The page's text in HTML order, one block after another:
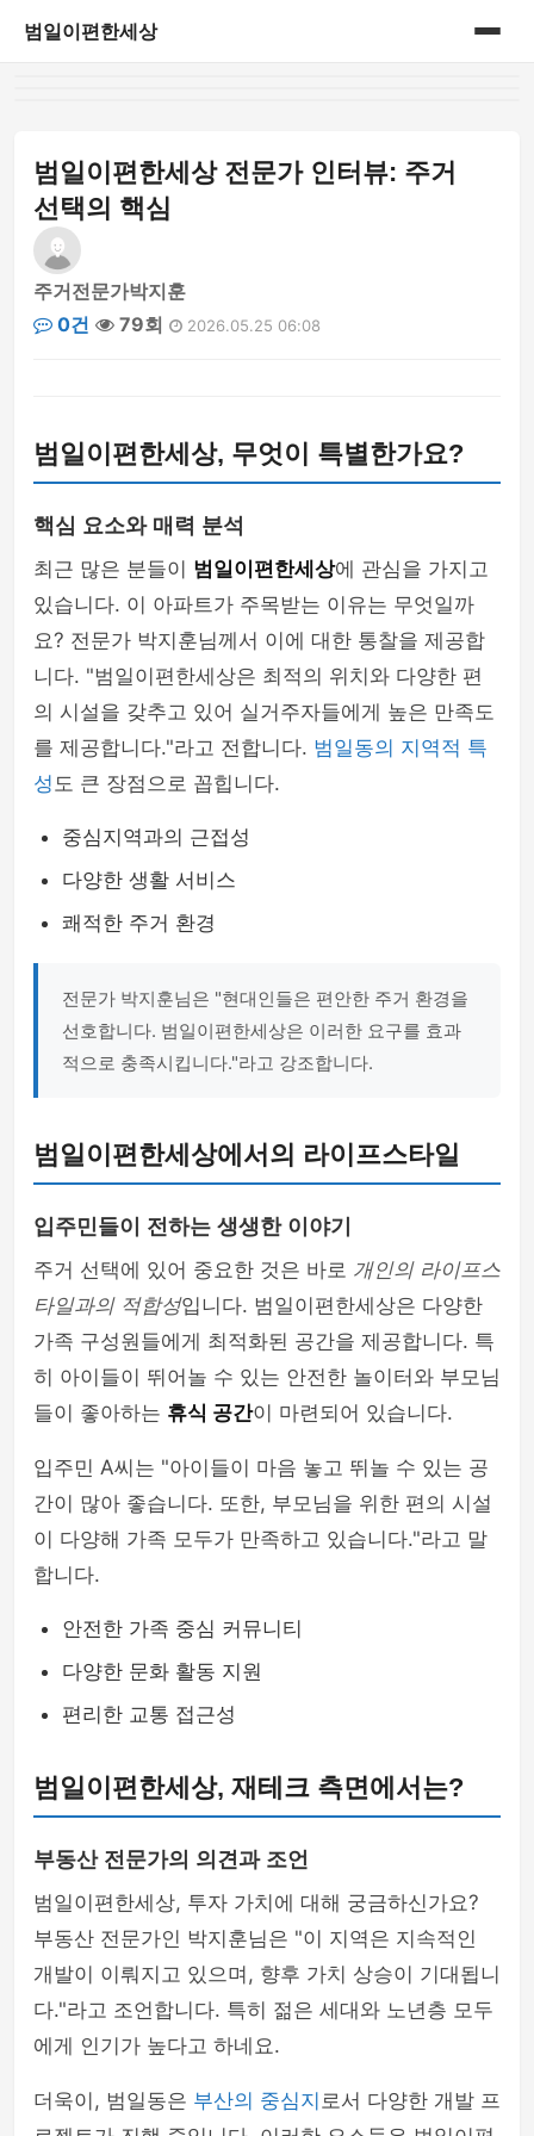
범일이편한세상
범일이편한세상 전문가 인터뷰: 주거
선택의 핵심
주거전문가박지훈
0건
79회 2026.05.25 06:08
범일이편한세상, 무엇이 특별한가요?
핵심 요소와 매력 분석
최근 많은 분들이 범일이편한세상에 관심을 가지고
있습니다. 이 아파트가 주목받는 이유는 무엇일까
요? 전문가 박지훈님께서 이에 대한 통찰을 제공합
니다. "범일이편한세상은 최적의 위치와 다양한 편
의 시설을 갖추고 있어 실거주자들에게 높은 만족도
를 제공합니다."라고 전합니다. 범일동의 지역적 특
성도 큰 장점으로 꼽힙니다.
중심지역과의 근접성
다양한 생활 서비스
쾌적한 주거 환경
전문가 박지훈님은 "현대인들은 편안한 주거 환경을
선호합니다. 범일이편한세상은 이러한 요구를 효과
적으로 충족시킵니다."라고 강조합니다.
범일이편한세상에서의 라이프스타일
입주민들이 전하는 생생한 이야기
주거 선택에 있어 중요한 것은 바로 개인의 라이프스
타일과의 적합성입니다. 범일이편한세상은 다양한
가족 구성원들에게 최적화된 공간을 제공합니다. 특
히 아이들이 뛰어놀 수 있는 안전한 놀이터와 부모님
들이 좋아하는 휴식 공간이 마련되어 있습니다.
입주민 A씨는 "아이들이 마음 놓고 뛰놀 수 있는 공
간이 많아 좋습니다. 또한, 부모님을 위한 편의 시설
이 다양해 가족 모두가 만족하고 있습니다."라고 말
합니다.
안전한 가족 중심 커뮤니티
다양한 문화 활동 지원
편리한 교통 접근성
범일이편한세상, 재테크 측면에서는?
부동산 전문가의 의견과 조언
범일이편한세상, 투자 가치에 대해 궁금하신가요?
부동산 전문가인 박지훈님은 "이 지역은 지속적인
개발이 이뤄지고 있으며, 향후 가치 상승이 기대됩니
다."라고 조언합니다. 특히 젊은 세대와 노년층 모두
에게 인기가 높다고 하네요.
더욱이, 범일동은 부산의 중심지 로서 다양한 개발 프